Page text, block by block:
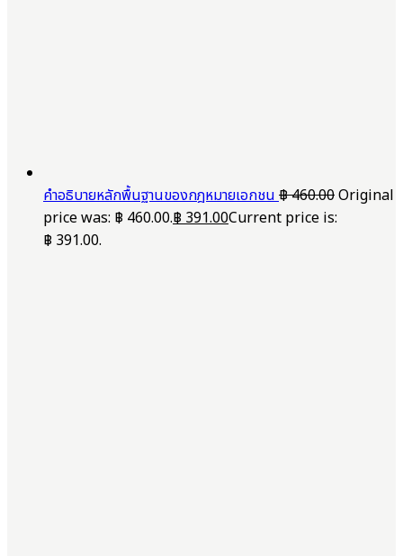
คำอธิบายหลักพื้นฐานของกฎหมายเอกชน฿460.00Original
price was: ฿ 460.00.฿391.00Current price is:
฿ 391.00.